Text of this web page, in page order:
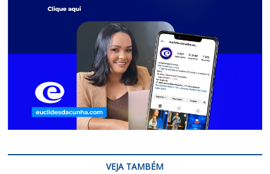
VEJA TAMBÉM